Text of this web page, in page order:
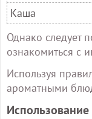
Каша
Однако следует
ознакомиться с
Используя
ароматными